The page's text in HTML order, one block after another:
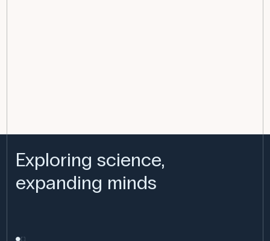
Exploring science,
expanding minds